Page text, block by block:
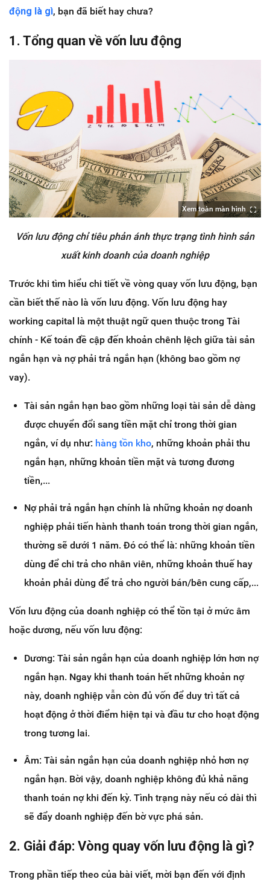
động là gì, bạn đã biết hay chưa?
1. Tổng quan về vốn lưu động
Xem toàn màn hình
Vốn lưu động chỉ tiêu phản ánh thực trạng tình hình sản
xuất kinh doanh của doanh nghiệp
Trước khi tìm hiểu chi tiết về vòng quay vốn lưu động, bạn
cần biết thế nào là vốn lưu động. Vốn lưu động hay
working capital là một thuật ngữ quen thuộc trong Tài
chính - Kế toán đề cập đến khoản chênh lệch giữa tài sản
ngắn hạn và nợ phải trả ngắn hạn (không bao gồm nợ
vay).
Tài sản ngắn hạn bao gồm những loại tài sản dễ dàng
được chuyển đổi sang tiền mặt chỉ trong thời gian
ngắn, ví dụ như: hàng tồn kho, những khoản phải thu
ngắn hạn, những khoản tiền mặt và tương đương
tiền,...
Nợ phải trả ngắn hạn chính là những khoản nợ doanh
nghiệp phải tiến hành thanh toán trong thời gian ngắn,
thường sẽ dưới 1 năm. Đó có thể là: những khoản tiền
dùng để chi trả cho nhân viên, những khoản thuế hay
khoản phải dùng để trả cho người bán/bên cung cấp,...
Vốn lưu động của doanh nghiệp có thể tồn tại ở mức âm
hoặc dương, nếu vốn lưu động:
Dương: Tài sản ngắn hạn của doanh nghiệp lớn hơn nợ
ngắn hạn. Ngay khi thanh toán hết những khoản nợ
này, doanh nghiệp vẫn còn đủ vốn để duy trì tất cả
hoạt động ở thời điểm hiện tại và đầu tư cho hoạt động
trong tương lai.
Âm: Tài sản ngắn hạn của doanh nghiệp nhỏ hơn nợ
ngắn hạn. Bời vậy, doanh nghiệp không đủ khả năng
thanh toán nợ khi đến kỳ. Tình trạng này nếu có dài thì
sẽ đẩy doanh nghiệp đến bờ vực phá sản.
2. Giải đáp: Vòng quay vốn lưu động là gì?
Trong phần tiếp theo của bài viết, mời bạn đến với định